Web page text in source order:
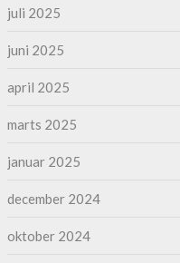
juli 2025
juni 2025
april 2025
marts 2025
januar 2025
december 2024
oktober 2024